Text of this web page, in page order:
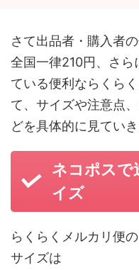
さて出品者・購入者
全国一律210円、さ
ている便利ならくら
て、サイズや注意点
どを具体的に見てい
ネコポスで
イズ
らくらくメルカリ便
サイズは